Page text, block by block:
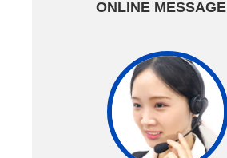
ONLINE MESSAGE